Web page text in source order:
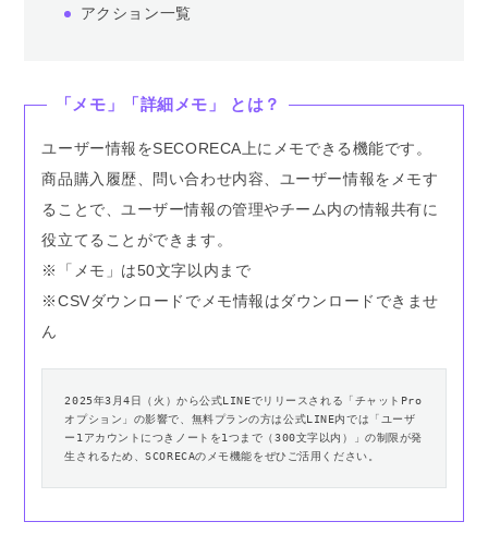
アクション一覧
「メモ」「詳細メモ」 とは？
ユーザー情報をSECORECA上にメモできる機能です。
商品購入履歴、問い合わせ内容、ユーザー情報をメモす
ることで、ユーザー情報の管理やチーム内の情報共有に
役立てることができます。
※「メモ」は50文字以内まで
※CSVダウンロードでメモ情報はダウンロードできませ
ん
2025年3月4日（火）から公式LINEでリリースされる「チャットPro
オプション」の影響で、無料プランの方は公式LINE内では「ユーザ
ー1アカウントにつきノートを1つまで（300文字以内）」の制限が発
生されるため、SCORECAのメモ機能をぜひご活用ください。